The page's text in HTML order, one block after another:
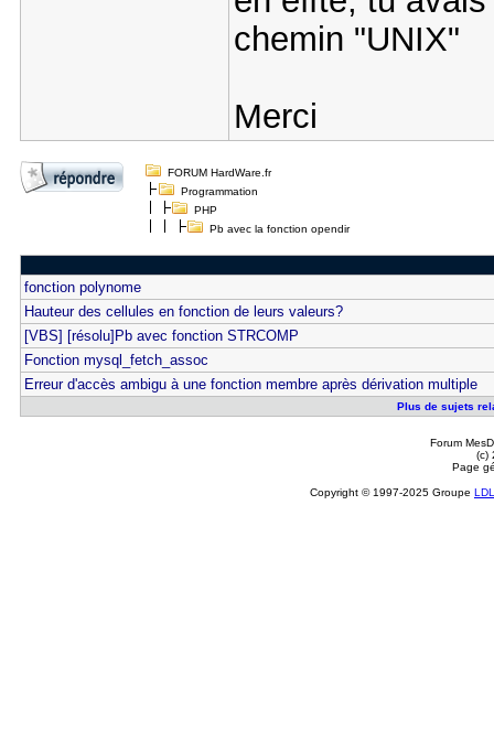
chemin "UNIX"
Merci
FORUM HardWare.fr
Programmation
PHP
Pb avec la fonction opendir
fonction polynome
Hauteur des cellules en fonction de leurs valeurs?
[VBS] [résolu]Pb avec fonction STRCOMP
Fonction mysql_fetch_assoc
Erreur d'accès ambigu à une fonction membre après dérivation multiple
Plus de sujets
Forum
(c)
Page
Copyright © 1997-2025 Groupe